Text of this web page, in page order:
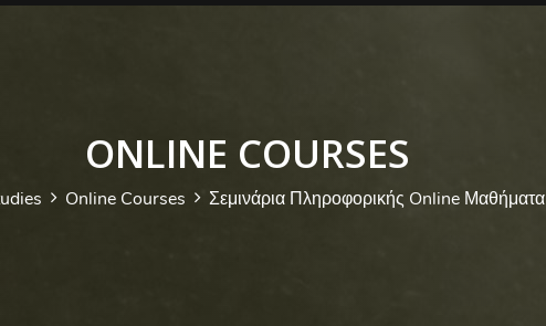
τ
ONLINE COURSES
Online Courses Σεμινάρια Πληροφορικής Online Μαθήματα